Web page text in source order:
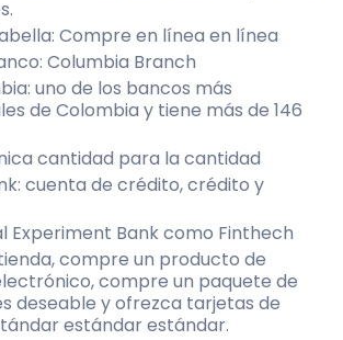
Compre en línea en línea
Columbia Branch
uno de los bancos más
de Colombia y tiene más de 146
cantidad para la cantidad
cuenta de crédito, crédito y
Experiment Bank como Finthech
compre un producto de
compre un paquete de
deseable y ofrezca tarjetas de
estándar estándar.